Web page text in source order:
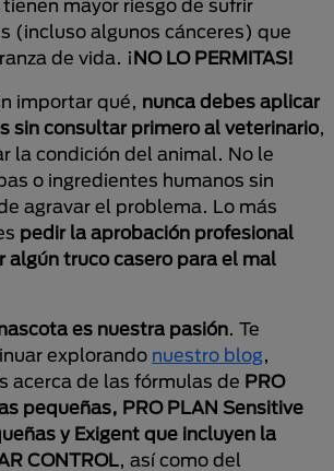
mayor riesgo de sufrir
(incluso algunos cánceres) que
de vida. ¡NO LO PERMITAS!
importar qué, nunca debes aplicar
sin consultar primero al veterinario,
la condición del animal. No le
o ingredientes humanos sin
agravar el problema. Lo más
pedir la aprobación profesional
algún truco casero para el mal
es nuestra pasión. Te
explorando nuestro blog,
acerca de las fórmulas de PRO
pequeñas, PRO PLAN Sensitive
y Exigent que incluyen la
CONTROL, así como del